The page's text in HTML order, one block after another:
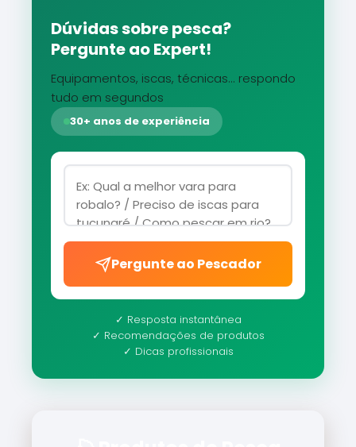
Dúvidas sobre pesca?
Pergunte ao Expert!
Equipamentos, iscas, técnicas... respondo
tudo em segundos
30+ anos de experiência
Pergunte ao Pescador
✓ Resposta instantânea
✓ Recomendações de produtos
✓ Dicas profissionais